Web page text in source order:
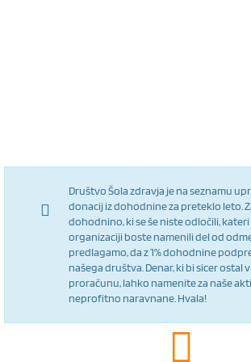
Društvo Šola zdravja je na seznamu
donacij iz dohodnine za preteklo leto.
dohodnino, ki se še niste odločili,
organizaciji boste namenili del od
predlagamo, da z 1% dohodnine
našega društva. Denar, ki bi sicer ostal
proračunu, lahko namenite za naše
neprofitno naravnane. Hvala!